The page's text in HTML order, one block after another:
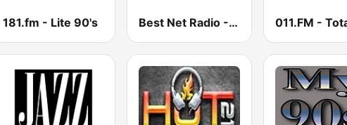
181.fm - Lite 90's Best Net Radio - 80s and 90s Mix